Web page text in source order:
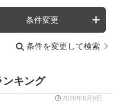
条件変更
条件を変更して検索
ンキング
2026年8月8日